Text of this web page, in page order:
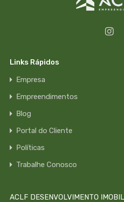
Links Rápidos
Empresa
Empreendimentos
Blog
Portal do Cliente
Políticas
Trabalhe Conosco
ACLF DESENVOLVIMENTO